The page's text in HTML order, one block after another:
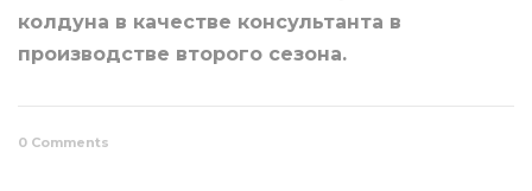
колдуна в качестве консультанта в
производстве второго сезона.
0 Comments